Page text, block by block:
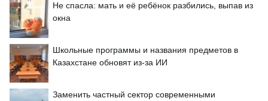
Не спасла: мать и её ребёнок разбились, выпав из
окна
Школьные программы и названия предметов в
Казахстане обновят из-за ИИ
Заменить частный сектор современными